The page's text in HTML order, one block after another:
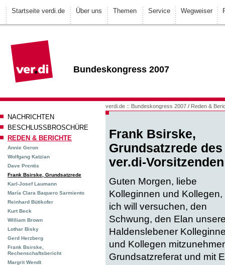
Startseite verdi.de Über uns Themen Service Wegweiser
Bundeskongress 2007
NACHRICHTEN
BESCHLUSSBROSCHÜRE
REDEN & BERICHTE
Annie Geron
Wolfgang Katzian
Dave Prentis
Frank Bsirske, Grundsatzrede
Karl-Josef Laumann
María Clara Baquero Sarmiento
Reinhard Bütikofer
Kurt Beck
William Brown
Lothar Bisky
Gerd Herzberg
Frank Bsirske,
Rechenschaftsbericht
Margrit Wendt
verdi.de :: Bundeskongress 2007 / Reden &
Frank Bsirske,
Grundsatzrede des
ver.di-Vorsitzenden
Guten Morgen, liebe
Kolleginnen und Kollegen,
ich will versuchen, den
Schwung, den Elan
Haldenslebener
und Kollegen
Grundsatzreferat und mit